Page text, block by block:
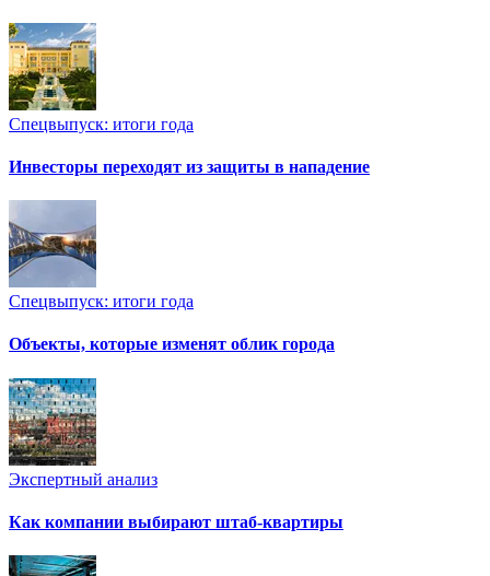
Спецвыпуск: итоги года
Инвесторы переходят из защиты в нападение
Спецвыпуск: итоги года
Объекты, которые изменят облик города
Экспертный анализ
Как компании выбирают штаб-квартиры